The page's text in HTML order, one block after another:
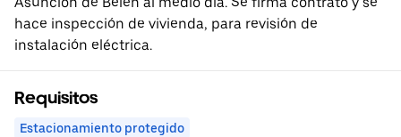
hace inspección de vivienda, para revisión de
instalación eléctrica.
Requisitos
Estacionamiento protegido